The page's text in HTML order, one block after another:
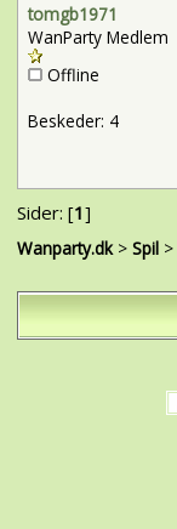
tomgb1971
WanParty Medlem
Offline
Beskeder: 4
Sider: [1]
Wanparty.dk> Spil>